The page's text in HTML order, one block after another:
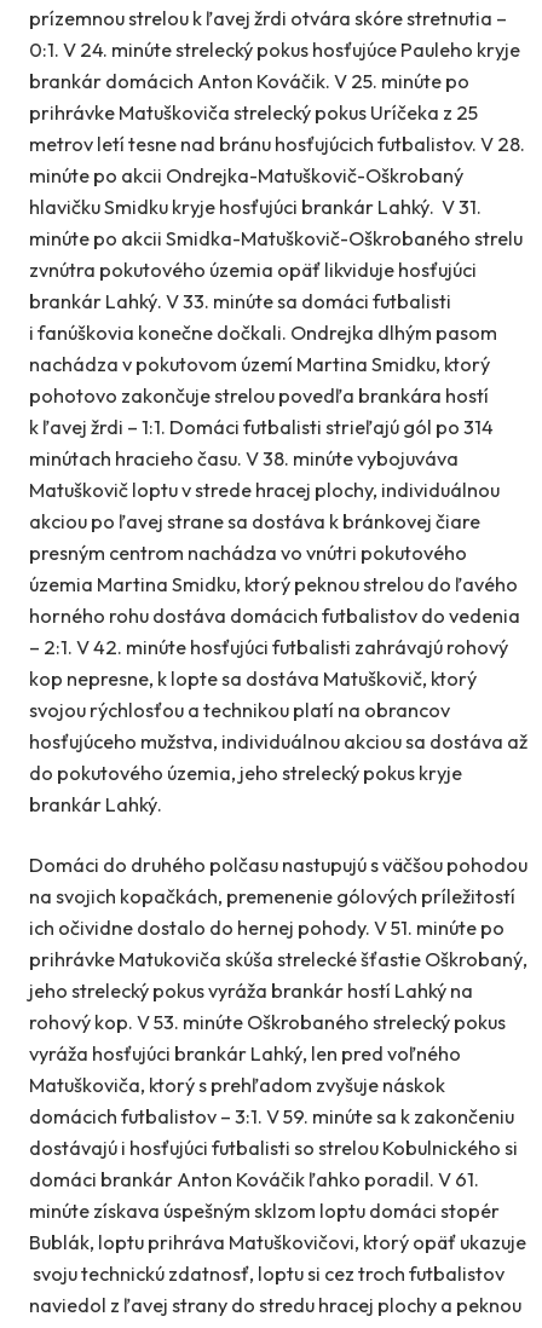
prízemnou strelou k ľavej žrdi otvára skóre stretnutia –
0:1. V 24. minúte strelecký pokus hosťujúce Pauleho kryje
brankár domácich Anton Kováčik. V 25. minúte po
prihrávke Matuškoviča strelecký pokus Uríčeka z 25
metrov letí tesne nad bránu hosťujúcich futbalistov. V 28.
minúte po akcii Ondrejka-Matuškovič-Oškrobaný
hlavičku Smidku kryje hosťujúci brankár Lahký. V 31.
minúte po akcii Smidka-Matuškovič-Oškrobaného strelu
zvnútra pokutového územia opäť likviduje hosťujúci
brankár Lahký. V 33. minúte sa domáci futbalisti
i fanúškovia konečne dočkali. Ondrejka dlhým pasom
nachádza v pokutovom území Martina Smidku, ktorý
pohotovo zakončuje strelou povedľa brankára hostí
k ľavej žrdi – 1:1. Domáci futbalisti strieľajú gól po 314
minútach hracieho času. V 38. minúte vybojuváva
Matuškovič loptu v strede hracej plochy, individuálnou
akciou po ľavej strane sa dostáva k bránkovej čiare
presným centrom nachádza vo vnútri pokutového
územia Martina Smidku, ktorý peknou strelou do ľavého
horného rohu dostáva domácich futbalistov do vedenia
– 2:1. V 42. minúte hosťujúci futbalisti zahrávajú rohový
kop nepresne, k lopte sa dostáva Matuškovič, ktorý
svojou rýchlosťou a technikou platí na obrancov
hosťujúceho mužstva, individuálnou akciou sa dostáva až
do pokutového územia, jeho strelecký pokus kryje
brankár Lahký.
Domáci do druhého polčasu nastupujú s väčšou pohodou
na svojich kopačkách, premenenie gólových príležitostí
ich očividne dostalo do hernej pohody. V 51. minúte po
prihrávke Matukoviča skúša strelecké šťastie Oškrobaný,
jeho strelecký pokus vyráža brankár hostí Lahký na
rohový kop. V 53. minúte Oškrobaného strelecký pokus
vyráža hosťujúci brankár Lahký, len pred voľného
Matuškoviča, ktorý s prehľadom zvyšuje náskok
domácich futbalistov – 3:1. V 59. minúte sa k zakončeniu
dostávajú i hosťujúci futbalisti so strelou Kobulnického si
domáci brankár Anton Kováčik ľahko poradil. V 61.
minúte získava úspešným sklzom loptu domáci stopér
Bublák, loptu prihráva Matuškovičovi, ktorý opäť ukazuje
svoju technickú zdatnosť, loptu si cez troch futbalistov
naviedol z ľavej strany do stredu hracej plochy a peknou